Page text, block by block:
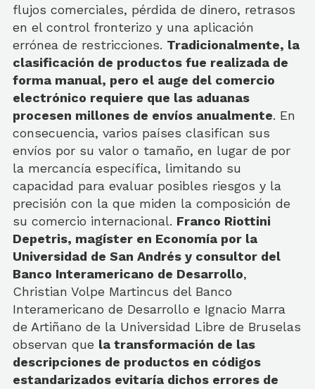
flujos comerciales, pérdida de dinero, retrasos
en el control fronterizo y una aplicación
errónea de restricciones. Tradicionalmente, la
clasificación de productos fue realizada de
forma manual, pero el auge del comercio
electrónico requiere que las aduanas
procesen millones de envíos anualmente. En
consecuencia, varios países clasifican sus
envíos por su valor o tamaño, en lugar de por
la mercancía específica, limitando su
capacidad para evaluar posibles riesgos y la
precisión con la que miden la composición de
su comercio internacional. Franco Riottini
Depetris, magíster en Economía por la
Universidad de San Andrés y consultor del
Banco Interamericano de Desarrollo,
Christian Volpe Martincus del Banco
Interamericano de Desarrollo e Ignacio Marra
de Artiñano de la Universidad Libre de Bruselas
observan que la transformación de las
descripciones de productos en códigos
estandarizados evitaría dichos errores de